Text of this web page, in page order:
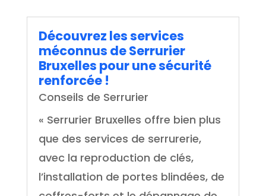
Découvrez les services
méconnus de Serrurier
Bruxelles pour une sécurité
renforcée !
Conseils de Serrurier
« Serrurier Bruxelles offre bien plus
que des services de serrurerie,
avec la reproduction de clés,
l’installation de portes blindées, de